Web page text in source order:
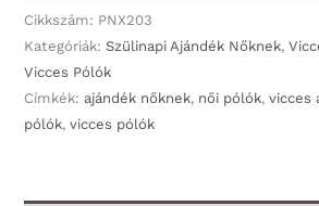
-
Normal
Lucky
Fucking
Vicces
Cikkszám: PNX203
Kategóriák:Szülinapi Ajándék Nőknek,
Vicces Pólók
Címkék:ajándék nőknek, női pólók,vicces
pólók,vicces pólók